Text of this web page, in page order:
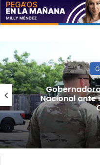
“Camisa
Planificador
de consulta de